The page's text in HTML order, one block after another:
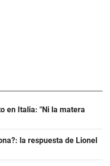
en Italia: "Ni la matera
la respuesta de Lionel